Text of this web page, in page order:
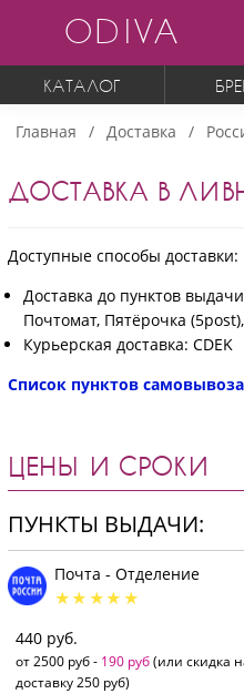
ODIVA
КАТАЛОГ
Главная Доставка
ДОСТАВКА В
Доступные способы доставки:
Доставка до пунктов
Почтомат, Пятёрочка
Курьерская доставка: CDEK
Список пунктов
ЦЕНЫ И СРОКИ
ПУНКТЫ ВЫДАЧИ:
Почта - Отделение
440 руб.
от 2500 руб - 190 руб(или скидка
доставку 250 руб)